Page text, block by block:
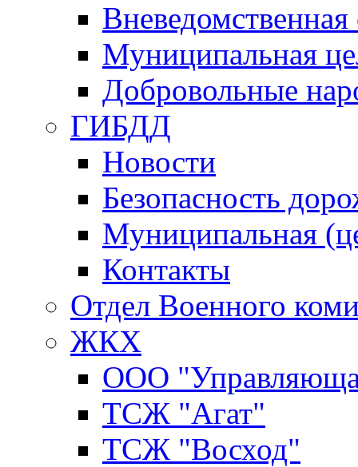
Вневедомственная
Муниципальная
Добровольные
ГИБДД
Новости
Безопасность
Муниципальная
Контакты
Отдел Военного
ЖКХ
ООО
ТСЖ "Агат"
ТСЖ "Восход"